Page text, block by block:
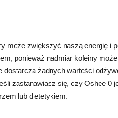
może zwiększyć naszą energię i
ponieważ nadmiar kofeiny
dostarcza żadnych wartości
zastanawiasz się, czy Oshee 0
lub dietetykiem.